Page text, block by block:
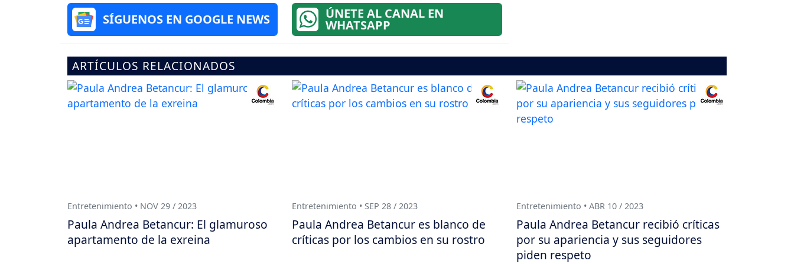
SÍGUENOS EN GOOGLE NEWS ÚNETE AL CANAL EN
WHATSAPP
ARTÍCULOS RELACIONADOS
Entretenimiento • NOV 29 / 2023
Paula Andrea Betancur: El glamuroso
apartamento de la exreina
Entretenimiento • SEP 28 / 2023
Paula Andrea Betancur es blanco de
críticas por los cambios en su rostro
Entretenimiento • ABR 10 / 2023
Paula Andrea Betancur recibió críticas
por su apariencia y sus seguidores
piden respeto